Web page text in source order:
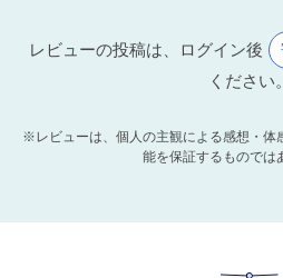
レビューの投稿は、ログイン後
ください。
※レビューは、個人の主観による感想・体
能を保証するものでは